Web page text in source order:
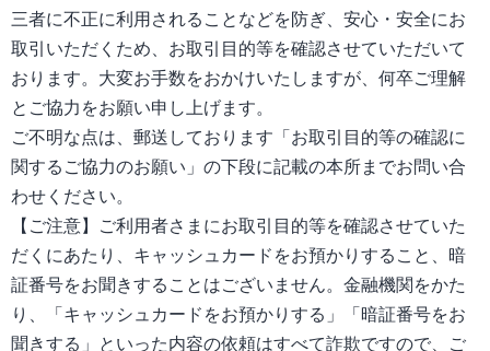
三者に不正に利用されることなどを防ぎ、安心・安全にお
取引いただくため、お取引目的等を確認させていただいて
おります。大変お手数をおかけいたしますが、何卒ご理解
とご協力をお願い申し上げます。
ご不明な点は、郵送しております「お取引目的等の確認に
関するご協力のお願い」の下段に記載の本所までお問い合
わせください。
【ご注意】ご利用者さまにお取引目的等を確認させていた
だくにあたり、キャッシュカードをお預かりすること、暗
証番号をお聞きすることはございません。金融機関をかた
り、「キャッシュカードをお預かりする」「暗証番号をお
聞きする」といった内容の依頼はすべて詐欺ですので、ご